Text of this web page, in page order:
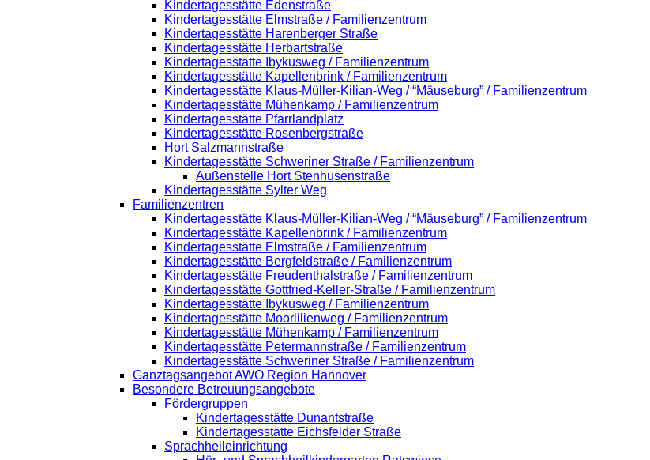
Kindertagesstätte Edenstraße
Kindertagesstätte Elmstraße / Familienzentrum
Kindertagesstätte Harenberger Straße
Kindertagesstätte Herbartstraße
Kindertagesstätte Ibykusweg / Familienzentrum
Kindertagesstätte Kapellenbrink / Familienzentrum
Kindertagesstätte Klaus-Müller-Kilian-Weg / “Mäuseburg” / Familienzentrum
Kindertagesstätte Mühenkamp / Familienzentrum
Kindertagesstätte Pfarrlandplatz
Kindertagesstätte Rosenbergstraße
Hort Salzmannstraße
Kindertagesstätte Schweriner Straße / Familienzentrum
Außenstelle Hort Stenhusenstraße
Kindertagesstätte Sylter Weg
Familienzentren
Kindertagesstätte Klaus-Müller-Kilian-Weg / “Mäuseburg” / Familienzentrum
Kindertagesstätte Kapellenbrink / Familienzentrum
Kindertagesstätte Elmstraße / Familienzentrum
Kindertagesstätte Bergfeldstraße / Familienzentrum
Kindertagesstätte Freudenthalstraße / Familienzentrum
Kindertagesstätte Gottfried-Keller-Straße / Familienzentrum
Kindertagesstätte Ibykusweg / Familienzentrum
Kindertagesstätte Moorlilienweg / Familienzentrum
Kindertagesstätte Mühenkamp / Familienzentrum
Kindertagesstätte Petermannstraße / Familienzentrum
Kindertagesstätte Schweriner Straße / Familienzentrum
Ganztagsangebot AWO Region Hannover
Besondere Betreuungsangebote
Fördergruppen
Kindertagesstätte Dunantstraße
Kindertagesstätte Eichsfelder Straße
Sprachheileinrichtung